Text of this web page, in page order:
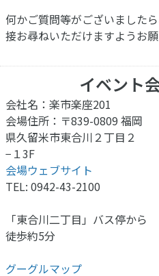
何かご質問等がございました
接お尋ねいただけますようお願
イベント
会社名：楽市楽座201
会場住所：〒839-0809 福岡
県久留米市東合川２丁目２
−１3F
会場ウェブサイト
TEL: 0942-43-2100
「東合川二丁目」バス停から
徒歩約5分
グーグルマップ